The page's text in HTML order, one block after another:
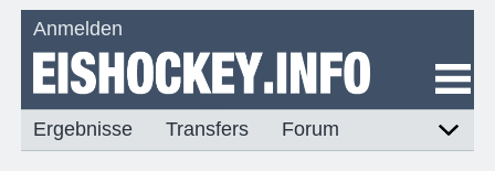
Anmelden
Ergebnisse Transfers Forum